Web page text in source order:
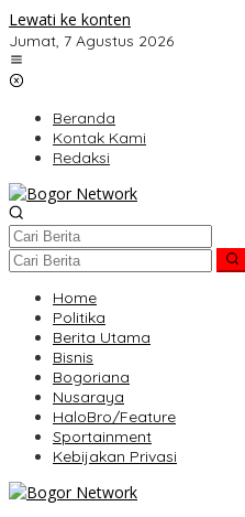
Lewati ke konten
Jumat, 7 Agustus 2026
Beranda
Kontak Kami
Redaksi
Home
Politika
Berita Utama
Bisnis
Bogoriana
Nusaraya
HaloBro/Feature
Sportainment
Kebijakan Privasi